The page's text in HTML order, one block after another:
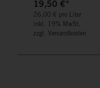
19,50 €*
26,00 € pro Liter
inkl. 19% MwSt.
zzgl. Versandkosten